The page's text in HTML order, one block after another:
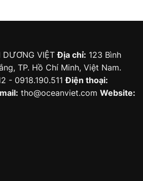
DƯƠNG VIỆTĐịa chỉ: 123 Bình
TP. Hồ Chí Minh, Việt Nam.
- 0918.190.511Điện thoại:
tho@oceanviet.com Website: